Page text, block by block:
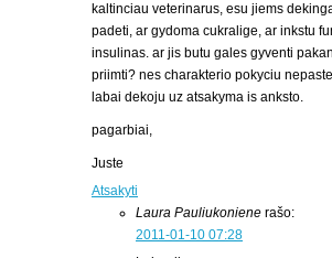
kaltinciau veterinarus, esu jiems
padeti, ar gydoma cukralige, ar inkstu
insulinas. ar jis butu gales gyventi
priimti? nes charakterio pokyciu
labai dekoju uz atsakyma is anksto.
pagarbiai,
Juste
Atsakyti
Laura Pauliukoniene rašo:
2011-01-10 07:28